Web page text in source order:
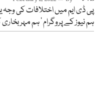
پی ڈی ایم میں اختلافات کی
ہم نیوز کے پروگرام ’ ہم مہر